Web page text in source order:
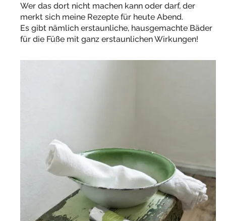
Wer das dort nicht machen kann oder darf, der
merkt sich meine Rezepte für heute Abend.
Es gibt nämlich erstaunliche, hausgemachte Bäder
für die Füße mit ganz erstaunlichen Wirkungen!